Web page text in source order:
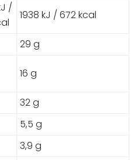
/
1938 kJ / 672 kcal
29 g
16 g
32 g
5,5 g
3,9 g